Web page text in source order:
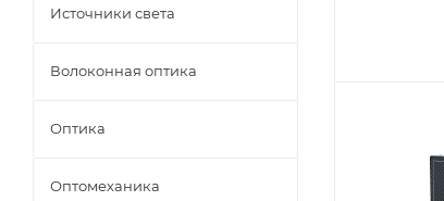
Источники света
Волоконная оптика
Оптика
Оптомеханика